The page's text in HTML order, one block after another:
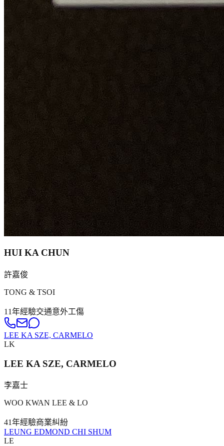
HUI KA CHUN
許嘉俊
TONG & TSOI
11年經驗交通意外工傷
LEE KA SZE, CARMELO
LK
LEE KA SZE, CARMELO
李嘉士
WOO KWAN LEE & LO
41年經驗商業糾紛
LEUNG EDMOND CHI SHUM
LE